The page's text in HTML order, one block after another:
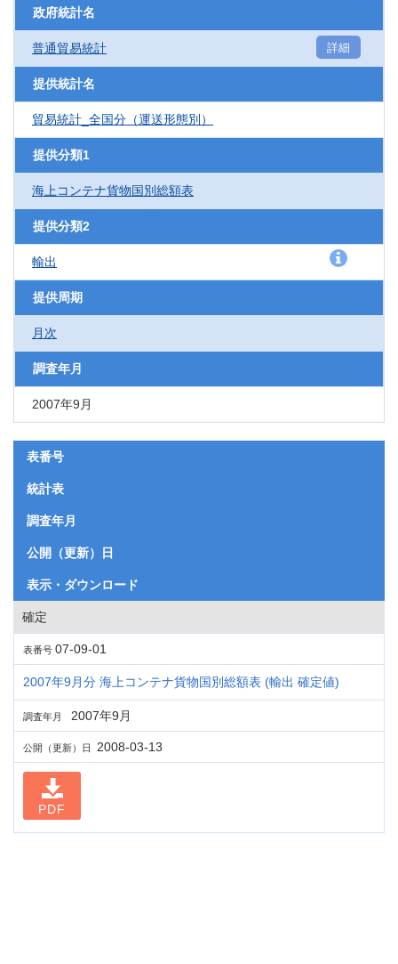
政府統計名
普通貿易統計 詳細
提供統計名
貿易統計_全国分（運送形態別）
提供分類1
海上コンテナ貨物国別総額表
提供分類2
輸出
提供周期
月次
調査年月
2007年9月
表番号
統計表
調査年月
公開（更新）日
表示・ダウンロード
確定
表番号 07-09-01
2007年9月分 海上コンテナ貨物国別総額表 (輸出 確定値)
調査年月 2007年9月
公開（更新）日 2008-03-13
PDF